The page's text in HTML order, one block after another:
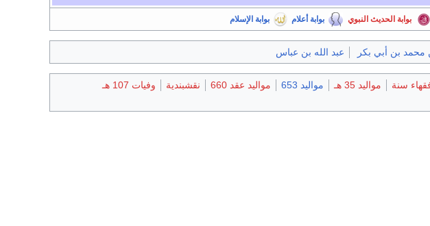
بوابة الحديث النبوي بوابة أعلام بوابة الإسلام
محمد بن أبي بكر عبد الله بن عباس
سنة مواليد 35 هـ مواليد 653 مواليد عقد 660 نقشبندية
وفيات 107 هـ